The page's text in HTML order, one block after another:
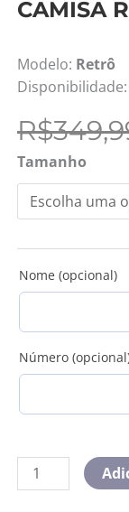
CAMISA
Modelo: Retrô
Disponibilidade:
R$
Tamanho
Nome (opcional)
Número
Camisa
Retrô
Liverpool
2005
Home
quantidade